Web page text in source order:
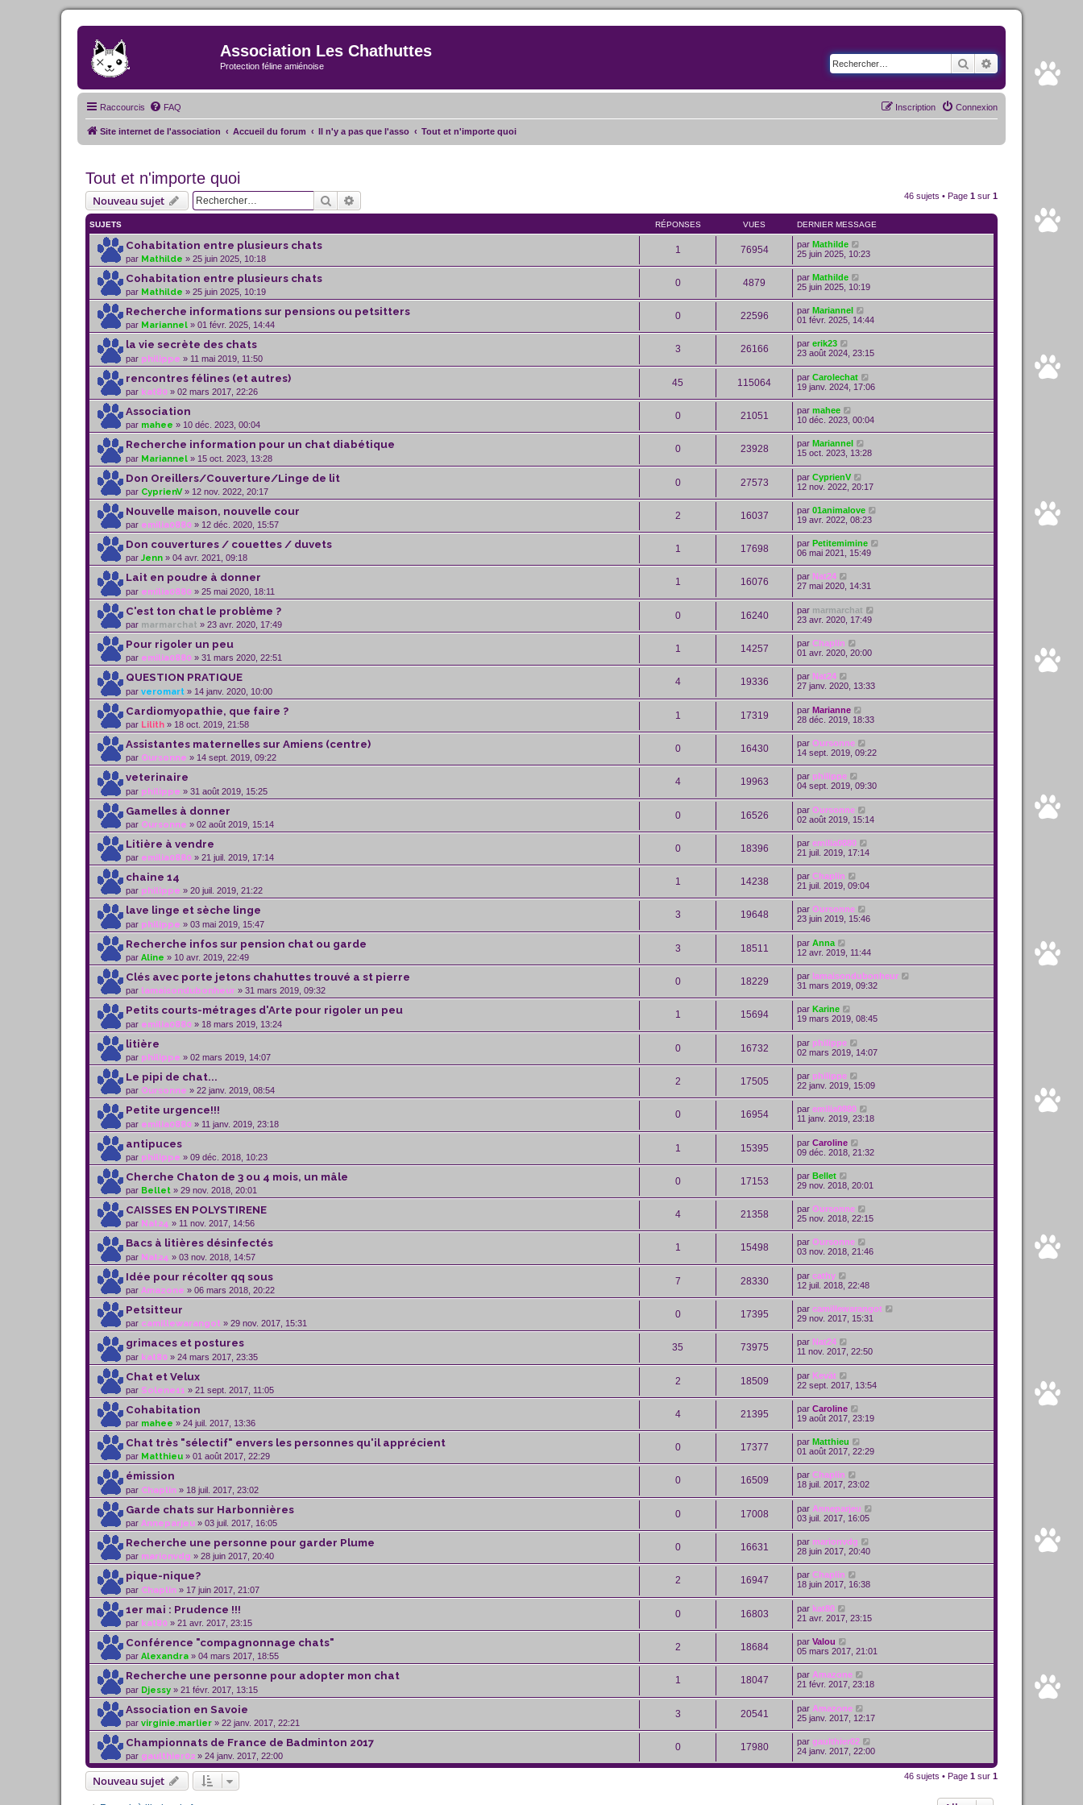
Association Les Chathuttes
Protection féline amiénoise RechercherRecherche
Raccourcis FAQ Connexion
Inscription
Site internet de l'association Accueil du forum Il n'y a pas que l'asso Tout et n'importe quoi
Tout et n'importe quoi
Nouveau sujet Rechercher 46 sujets • Page 1 sur 1
SUJETS RÉPONSES VUES DERNIER MESSAGE
Cohabitation entre plusieurs chats
par Mathilde » 25 juin 2025, 10:18
1 76954 par Mathilde
25 juin 2025, 10:23
Cohabitation entre plusieurs chats
par Mathilde » 25 juin 2025, 10:19
0 4879 par Mathilde
25 juin 2025, 10:19
Recherche informations sur pensions ou petsitters
par Mariannel » 01 févr. 2025, 14:44
0 22596 par Mariannel
01 févr. 2025, 14:44
la vie secrète des chats
par philippe » 11 mai 2019, 11:50
3 26166 par erik23
23 août 2024, 23:15
rencontres félines (et autres)
par kat80 » 02 mars 2017, 22:26
45 115064 par Carolechat
19 janv. 2024, 17:06
Association
par mahee » 10 déc. 2023, 00:04
0 21051 par mahee
10 déc. 2023, 00:04
Recherche information pour un chat diabétique
par Mariannel » 15 oct. 2023, 13:28
0 23928 par Mariannel
15 oct. 2023, 13:28
Don Oreillers/Couverture/Linge de lit
par CyprienV» 12 nov. 2022, 20:17
0 27573 par CyprienV
12 nov. 2022, 20:17
Nouvelle maison, nouvelle cour
par emilia0880 » 12 déc. 2020, 15:57
2 16037 par 01animalove
19 avr. 2022, 08:23
Don couvertures / couettes / duvets
par Jenn » 04 avr. 2021, 09:18
1 17698 par Petitemimine
06 mai 2021, 15:49
Lait en poudre à donner
par emilia0880 » 25 mai 2020, 18:11
1 16076 par Nat24
27 mai 2020, 14:31
C'est ton chat le problème ?
par marmarchat » 23 avr. 2020, 17:49
0 16240 par marmarchat
23 avr. 2020, 17:49
Pour rigoler un peu
par emilia0880 » 31 mars 2020, 22:51
1 14257 par Chaplin
01 avr. 2020, 20:00
QUESTION PRATIQUE
par veromart » 14 janv. 2020, 10:00
4 19336 par Nat24
27 janv. 2020, 13:33
Cardiomyopathie, que faire ?
par Lilith » 18 oct. 2019, 21:58
1 17319 par Marianne
28 déc. 2019, 18:33
Assistantes maternelles sur Amiens (centre)
par Oursonne » 14 sept. 2019, 09:22
0 16430 par Oursonne
14 sept. 2019, 09:22
veterinaire
par philippe » 31 août 2019, 15:25
4 19963 par philippe
04 sept. 2019, 09:30
Gamelles à donner
par Oursonne » 02 août 2019, 15:14
0 16526 par Oursonne
02 août 2019, 15:14
Litière à vendre
par emilia0880 » 21 juil. 2019, 17:14
0 18396 par emilia0880
21 juil. 2019, 17:14
chaine 14
par philippe » 20 juil. 2019, 21:22
1 14238 par Chaplin
21 juil. 2019, 09:04
lave linge et sèche linge
par philippe » 03 mai 2019, 15:47
3 19648 par Oursonne
23 juin 2019, 15:46
Recherche infos sur pension chat ou garde
par Aline » 10 avr. 2019, 22:49
3 18511 par Anna
12 avr. 2019, 11:44
Clés avec porte jetons chahuttes trouvé a st pierre
par lamaisondubonheur » 31 mars 2019, 09:32
0 18229 par lamaisondubonheur
31 mars 2019, 09:32
Petits courts-métrages d'Arte pour rigoler un peu
par emilia0880 » 18 mars 2019, 13:24
1 15694 par Karine
19 mars 2019, 08:45
litière
par philippe » 02 mars 2019, 14:07
0 16732 par philippe
02 mars 2019, 14:07
Le pipi de chat...
par Oursonne » 22 janv. 2019, 08:54
2 17505 par philippe
22 janv. 2019, 15:09
Petite urgence!!!
par emilia0880 » 11 janv. 2019, 23:18
0 16954 par emilia0880
11 janv. 2019, 23:18
antipuces
par philippe » 09 déc. 2018, 10:23
1 15395 par Caroline
09 déc. 2018, 21:32
Cherche Chaton de 3 ou 4 mois, un mâle
par Bellet » 29 nov. 2018, 20:01
0 17153 par Bellet
29 nov. 2018, 20:01
CAISSES EN POLYSTIRENE
par Nat24 » 11 nov. 2017, 14:56
4 21358 par Oursonne
25 nov. 2018, 22:15
Bacs à litières désinfectés
par Nat24 » 03 nov. 2018, 14:57
1 15498 par Oursonne
03 nov. 2018, 21:46
Idée pour récolter qq sous
par Amazone » 06 mars 2018, 20:22
7 28330 par cathy
12 juil. 2018, 22:48
Petsitteur
par camillewarangot » 29 nov. 2017, 15:31
0 17395 par camillewarangot
29 nov. 2017, 15:31
grimaces et postures
par kat80 » 24 mars 2017, 23:35
35 73975 par Nat24
11 nov. 2017, 22:50
Chat et Velux
par Solene11 » 21 sept. 2017, 11:05
2 18509 par Kevät
22 sept. 2017, 13:54
Cohabitation
par mahee » 24 juil. 2017, 13:36
4 21395 par Caroline
19 août 2017, 23:19
Chat très "sélectif" envers les personnes qu'il apprécient
par Matthieu » 01 août 2017, 22:29
0 17377 par Matthieu
01 août 2017, 22:29
émission
par Chaplin » 18 juil. 2017, 23:02
0 16509 par Chaplin
18 juil. 2017, 23:02
Garde chats sur Harbonnières
par Anneparjeu » 03 juil. 2017, 16:05
0 17008 par Anneparjeu
03 juil. 2017, 16:05
Recherche une personne pour garder Plume
par marionvdg » 28 juin 2017, 20:40
0 16631 par marionvdg
28 juin 2017, 20:40
pique-nique?
par Chaplin » 17 juin 2017, 21:07
2 16947 par Chaplin
18 juin 2017, 16:38
1er mai : Prudence !!!
par kat80 » 21 avr. 2017, 23:15
0 16803 par kat80
21 avr. 2017, 23:15
Conférence "compagnonnage chats"
par Alexandra » 04 mars 2017, 18:55
2 18684 par Valou
05 mars 2017, 21:01
Recherche une personne pour adopter mon chat
par Djessy » 21 févr. 2017, 13:15
1 18047 par Amazone
21 févr. 2017, 23:18
Association en Savoie
par virginie.marlier » 22 janv. 2017, 22:21
3 20541 par Amazone
25 janv. 2017, 12:17
Championnats de France de Badminton 2017
par gaulthier02 » 24 janv. 2017, 22:00
0 17980 par gaulthier02
24 janv. 2017, 22:00
Nouveau sujet 46 sujets • Page 1 sur 1